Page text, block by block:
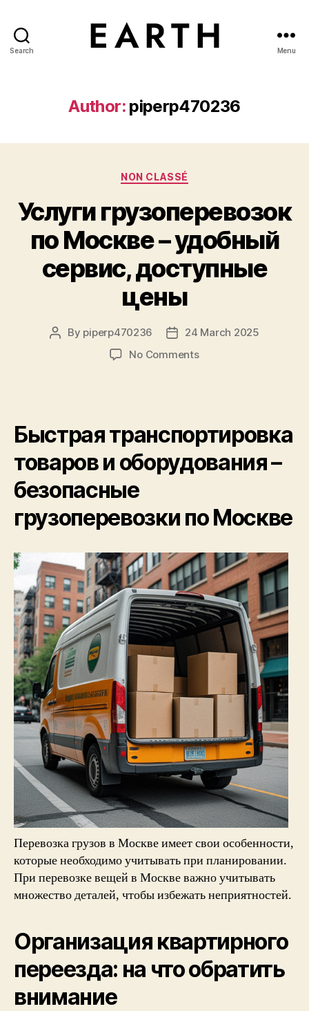
Search Menu
Author: piperp470236
Categories
NON CLASSÉ
Услуги грузоперевозок
по Москве – удобный
сервис, доступные
цены
Post
By piperp470236
Post24 March 2025
No Commentson
–
удобный
сервис,
Быстрая транспортировка
товаров и оборудования –
безопасные
грузоперевозки по Москве
Перевозка грузов в Москве имеет свои особенности,
которые необходимо учитывать при планировании.
При перевозке вещей в Москве важно учитывать
множество деталей, чтобы избежать неприятностей.
Организация квартирного
переезда: на что обратить
внимание